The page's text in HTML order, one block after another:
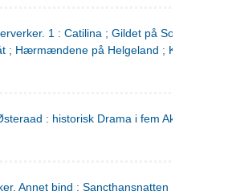
1 : Catilina ; Gildet på Solhaug ; Fru
; Hærmændene på Helgeland ;
: historisk Drama i fem Akter
Annet bind : Sancthansnatten ; Fru Inger